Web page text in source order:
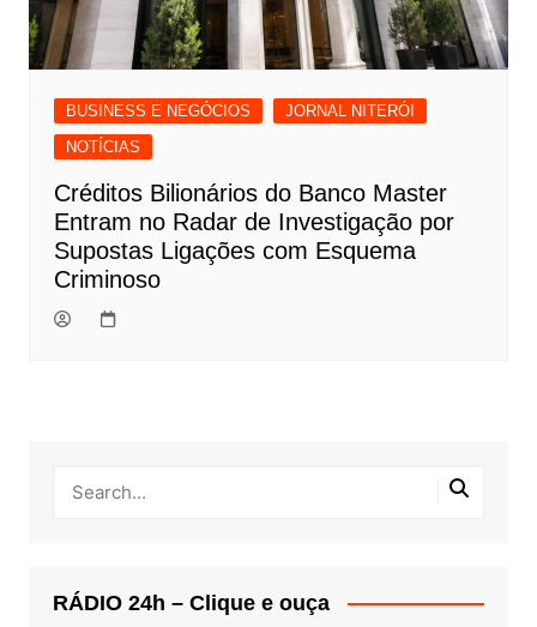
BUSINESS E NEGÓCIOS
JORNAL NITERÓI
NOTÍCIAS
Créditos Bilionários do Banco Master
Entram no Radar de Investigação por
Supostas Ligações com Esquema
Criminoso
RÁDIO 24h – Clique e ouça